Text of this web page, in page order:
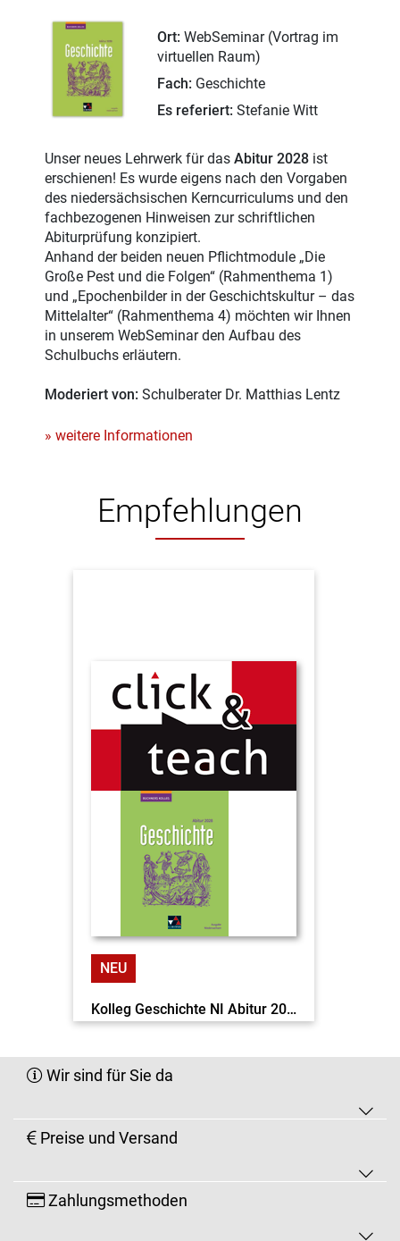
Ort: WebSeminar (Vortrag im
virtuellen Raum)
Fach: Geschichte
Es referiert: Stefanie Witt
Unser neues Lehrwerk für das Abitur 2028 ist
erschienen! Es wurde eigens nach den Vorgaben
des niedersächsischen Kerncurriculums und den
fachbezogenen Hinweisen zur schriftlichen
Abiturprüfung konzipiert.
Anhand der beiden neuen Pflichtmodule „Die
Große Pest und die Folgen“ (Rahmenthema 1)
und „Epochenbilder in der Geschichtskultur – das
Mittelalter“ (Rahmenthema 4) möchten wir Ihnen
in unserem WebSeminar den Aufbau des
Schulbuchs erläutern.
Moderiert von: Schulberater Dr. Matthias Lentz
» weitere Informationen
Empfehlungen
NEU
Kolleg Geschichte NI Abitur 2028 c&t EL
Wir sind für Sie da
Preise und Versand
Zahlungsmethoden